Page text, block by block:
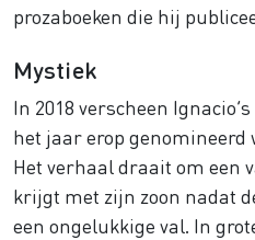
prozaboeken die hij
Mystiek
In 2018 verscheen
het jaar erop genomineerd
Het verhaal draait om een
krijgt met zijn zoon nadat
een ongelukkige val. In